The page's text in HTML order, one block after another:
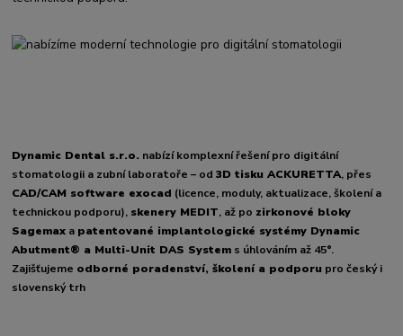
Dynamic Dental s.r.o. nabízí komplexní řešení pro digitální
stomatologii a zubní laboratoře – od3D tisku ACKURETTA, přes
CAD/CAM software exocad (licence, moduly, aktualizace, školení a
technickou podporu), skenery MEDIT, až po zirkonové bloky
Sagemax a patentované implantologické systémy Dynamic
Abutment® a Multi-Unit DAS System s úhlováním až 45°.
Zajišťujeme odborné poradenství, školení a podporu pro český i
slovenský trh